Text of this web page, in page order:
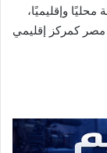
وإقليميًا،
مصر كمركز إقليمي